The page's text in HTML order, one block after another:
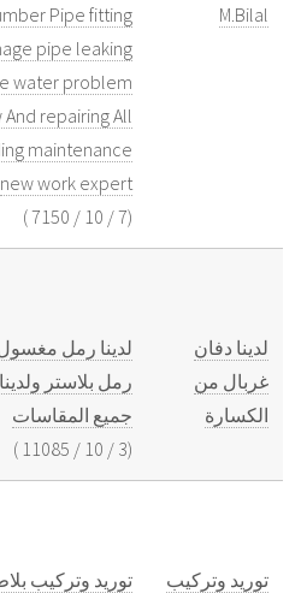
M.Bilal
Pipe fitting
pipe leaking
water problem
And repairing All
maintenance
new work expert
(
7
/
10
/
7150
)
لدينا دفان
غربال من
الكسارة
لدينا رمل مغسول
رمل بلاستر
جميع المقاسات
(
3
/
10
/
11085
)
توريد وتركيب
توريد وتركيب